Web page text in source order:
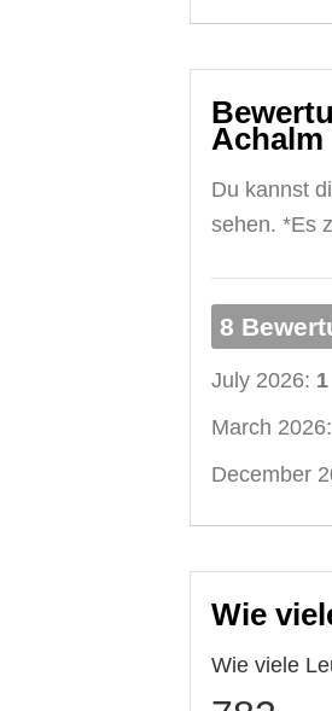
Achalm
Du kannst
sehen. *Es
8
July 2026: 1
March 2026:
December
Wie
Wie viele